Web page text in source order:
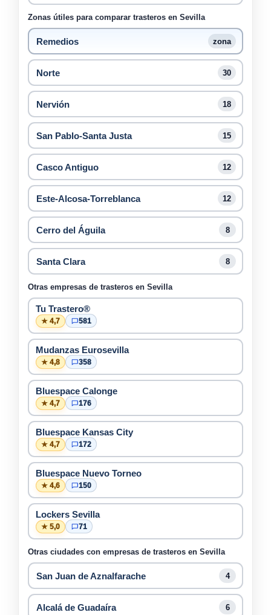
Zonas útiles para comparar trasteros en Sevilla
Remedios zona
Norte 30
Nervión 18
San Pablo-Santa Justa 15
Casco Antiguo 12
Este-Alcosa-Torreblanca 12
Cerro del Águila 8
Santa Clara 8
Otras empresas de trasteros en Sevilla
Tu Trastero®
★ 4,7 581
Mudanzas Eurosevilla
★ 4,8 358
Bluespace Calonge
★ 4,7 176
Bluespace Kansas City
★ 4,7 172
Bluespace Nuevo Torneo
★ 4,6 150
Lockers Sevilla
★ 5,0 71
Otras ciudades con empresas de trasteros en Sevilla
San Juan de Aznalfarache 4
Alcalá de Guadaíra 6